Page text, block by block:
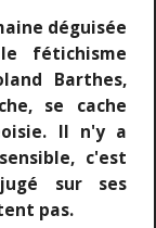
déguisée
fétichisme
Barthes,
se cache
Il n'y a
c'est
sur ses
pas.